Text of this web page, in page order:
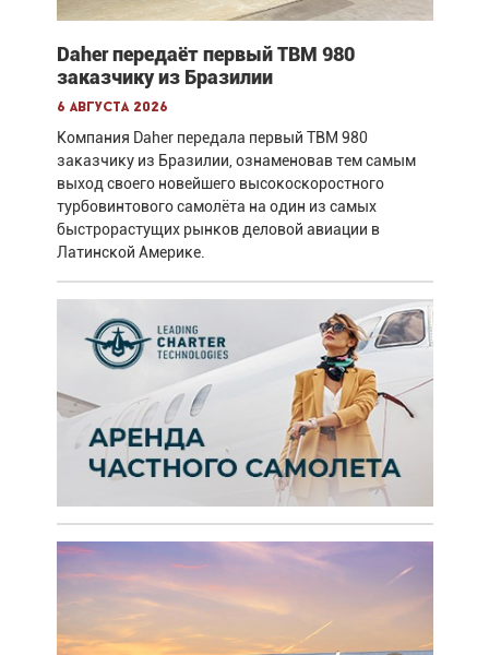
Daher передаёт первый TBM 980
заказчику из Бразилии
6 августа 2026
Компания Daher передала первый TBM 980
заказчику из Бразилии, ознаменовав тем самым
выход своего новейшего высокоскоростного
турбовинтового самолёта на один из самых
быстрорастущих рынков деловой авиации в
Латинской Америке.